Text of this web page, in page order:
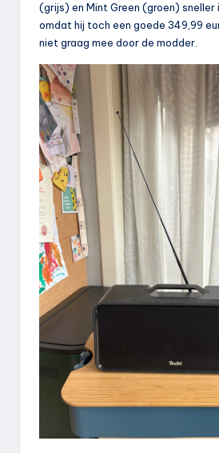
(grijs) en Mint Green (groen) sneller
omdat hij toch een goede 349,99
niet graag mee door de modder.